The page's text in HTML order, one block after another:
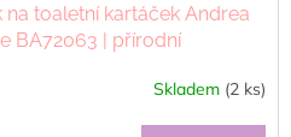
na toaletní kartáček Andrea
BA72063 | přírodní
Skladem (2 ks)